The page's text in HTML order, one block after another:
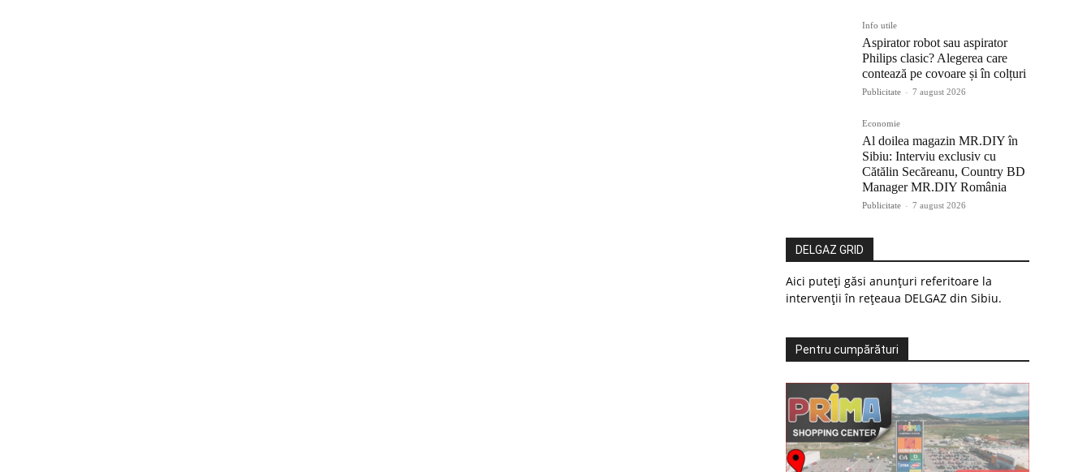
Info utile
Aspirator robot sau aspirator
Philips clasic? Alegerea care
contează pe covoare și în colțuri
Publicitate - 7 august 2026
Economie
Al doilea magazin MR.DIY în
Sibiu: Interviu exclusiv cu
Cătălin Secăreanu, Country BD
Manager MR.DIY România
Publicitate - 7 august 2026
DELGAZ GRID
Aici puteți găsi anunțuri referitoare la
intervenții în rețeaua DELGAZ din Sibiu.
Pentru cumpărături